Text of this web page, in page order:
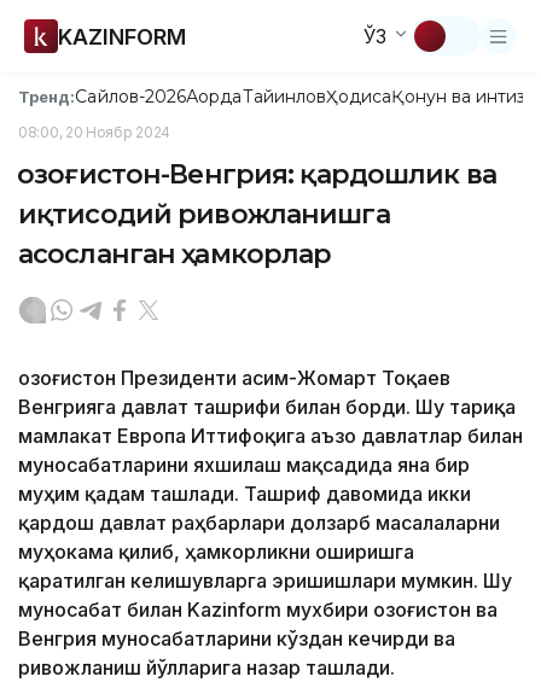
KAZINFORM ЎЗ
Тренд:Сайлов-2026АқордаТайинловҲодисаҚонун ва
08:00, 20 Ноябр 2024
Қозоғистон-Венгрия: қардошлик ва
иқтисодий ривожланишга
асосланган ҳамкорлар
Қозоғистон Президенти Қасим-Жомарт Тоқаев
Венгрияга давлат ташрифи билан борди. Шу тариқа
мамлакат Европа Иттифоқига аъзо давлатлар билан
муносабатларини яхшилаш мақсадида яна бир
муҳим қадам ташлади. Ташриф давомида икки
қардош давлат раҳбарлари долзарб масалаларни
муҳокама қилиб, ҳамкорликни оширишга
қаратилган келишувларга эришишлари мумкин. Шу
муносабат билан Kazinform мухбири Қозоғистон ва
Венгрия муносабатларини кўздан кечирди ва
ривожланиш йўлларига назар ташлади.